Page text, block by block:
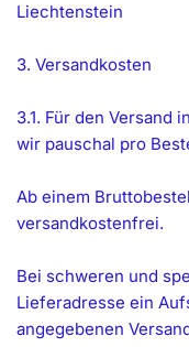
Liechtenstein
3. Versandkosten
3.1. Für den Versand
wir pauschal pro
Ab einem
versandkostenfrei.
Bei schweren und
Lieferadresse ein
angegebenen